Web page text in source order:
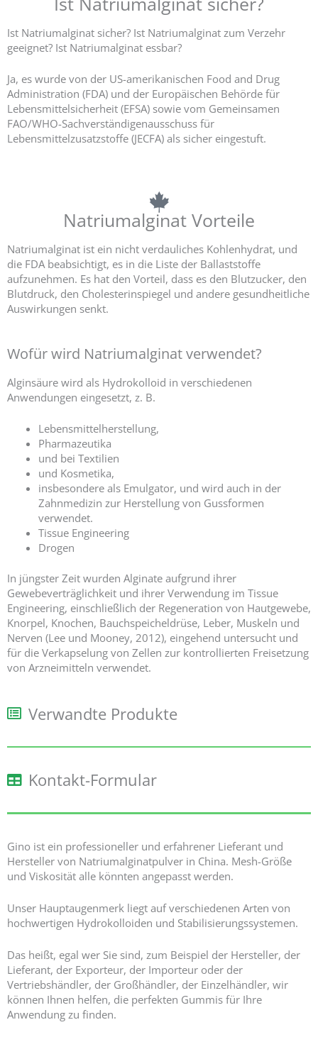
Ist Natriumalginat sicher? Ist Natriumalginat zum Verzehr
geeignet? Ist Natriumalginat essbar?
Ja, es wurde von der US-amerikanischen Food and Drug
Administration (FDA) und der Europäischen Behörde für
Lebensmittelsicherheit (EFSA) sowie vom Gemeinsamen
FAO/WHO-Sachverständigenausschuss für
Lebensmittelzusatzstoffe (JECFA) als sicher eingestuft.
Natriumalginat Vorteile
Natriumalginat ist ein nicht verdauliches Kohlenhydrat, und
die FDA beabsichtigt, es in die Liste der Ballaststoffe
aufzunehmen. Es hat den Vorteil, dass es den Blutzucker, den
Blutdruck, den Cholesterinspiegel und andere gesundheitliche
Auswirkungen senkt.
Wofür wird Natriumalginat verwendet?
Alginsäure wird als Hydrokolloid in verschiedenen
Anwendungen eingesetzt, z. B.
Lebensmittelherstellung,
Pharmazeutika
und bei Textilien
und Kosmetika,
insbesondere als Emulgator, und wird auch in der
Zahnmedizin zur Herstellung von Gussformen
verwendet.
Tissue Engineering
Drogen
In jüngster Zeit wurden Alginate aufgrund ihrer
Gewebeverträglichkeit und ihrer Verwendung im Tissue
Engineering, einschließlich der Regeneration von Hautgewebe,
Knorpel, Knochen, Bauchspeicheldrüse, Leber, Muskeln und
Nerven (Lee und Mooney, 2012), eingehend untersucht und
für die Verkapselung von Zellen zur kontrollierten Freisetzung
von Arzneimitteln verwendet.
Verwandte Produkte
Kontakt-Formular
Gino ist ein professioneller und erfahrener Lieferant und
Hersteller von Natriumalginatpulver in China. Mesh-Größe
und Viskosität alle könnten angepasst werden.
Unser Hauptaugenmerk liegt auf verschiedenen Arten von
hochwertigen Hydrokolloiden und Stabilisierungssystemen.
Das heißt, egal wer Sie sind, zum Beispiel der Hersteller, der
Lieferant, der Exporteur, der Importeur oder der
Vertriebshändler, der Großhändler, der Einzelhändler, wir
können Ihnen helfen, die perfekten Gummis für Ihre
Anwendung zu finden.